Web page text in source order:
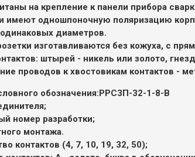
на крепление к панели прибора
имеют одношпоночную поляризацию
диаметров.
изготавливаются без кожуха, с
штырей - никель или золото,
проводов к хвостовикам контактов -
обозначения:РРС3П-32-1-8-В
номер разработки;
монтажа.
контактов (4, 7, 10, 19, 32, 50);